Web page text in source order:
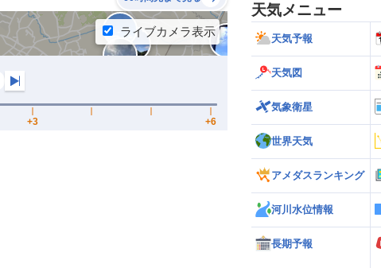
天気メニュー
天気予報
天気図
気象衛星
世界天気
アメダスランキング
河川水位情報
長期予報